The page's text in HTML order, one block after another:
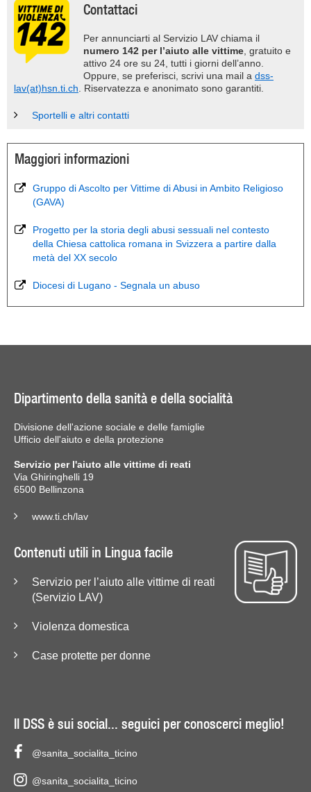
Contattaci
Per annunciarti al Servizio LAV chiama il
numero 142 per l’aiuto alle vittime , gratuito e
attivo 24 ore su 24, tutti i giorni dell’anno.
Oppure, se preferisci, scrivi una mail a dss-
lav(at)hsn.ti.ch . Riservatezza e anonimato sono garantiti.
Sportelli e altri contatti
Maggiori informazioni
Gruppo di Ascolto per Vittime di Abusi in Ambito Religioso
(GAVA)
Progetto per la storia degli abusi sessuali nel contesto
della Chiesa cattolica romana in Svizzera a partire dalla
metà del XX secolo
Diocesi di Lugano - Segnala un abuso
Dipartimento della sanità e della socialità
Divisione dell'azione sociale e delle famiglie
Ufficio dell'aiuto e della protezione
Servizio per l'aiuto alle vittime di reati
Via Ghiringhelli 19
6500 Bellinzona
www.ti.ch/lav
Contenuti utili in Lingua facile
Servizio per l’aiuto alle vittime di reati
(Servizio LAV)
Violenza domestica
Case protette per donne
Il DSS è sui social... seguici per conoscerci meglio!
@sanita_socialita_ticino
@sanita_socialita_ticino